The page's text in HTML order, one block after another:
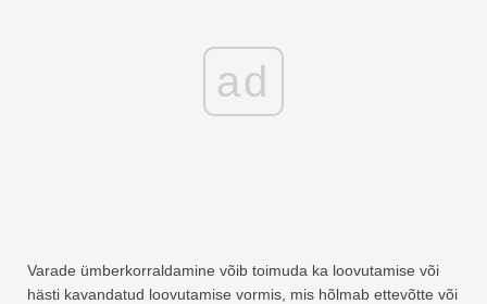
ad
Varade ümberkorraldamine võib toimuda ka loovutamise või
hästi kavandatud loovutamise vormis, mis hõlmab ettevõtte või